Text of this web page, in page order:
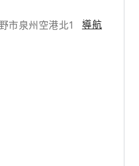
市泉州空港北1
導航